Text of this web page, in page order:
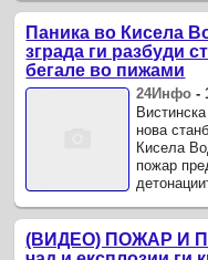
Паника во Кисела
зграда ги разбуди
бегале во пижами
24Инфо -
нова
Кисела
пожар
(ВИДЕО) ПОЖАР И